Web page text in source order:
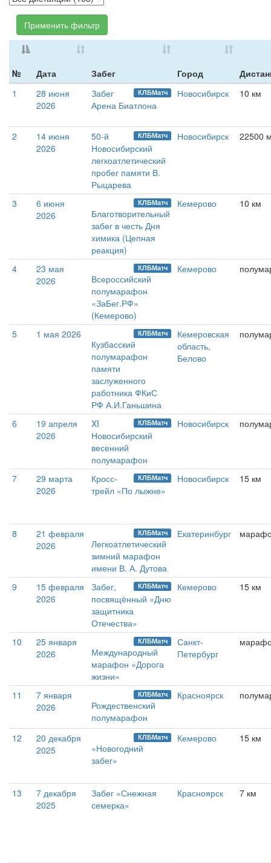
Применить фильтр
№ Дата Забег Город
1
28 июня
2026
КЛБМатч
Забег
Арена Биатлона
Новосибирск 10 км
2
14 июня
2026
КЛБМатч
50-й
Новосибирский
легкоатлетический
пробег памяти В.
Рыцарева
Новосибирск 22500
3
6 июня
2026
КЛБМатч
Благотворительный
забег в честь Дня
химика (Цепная
реакция)
Кемерово 10 км
4
23 мая
2026
КЛБМатч
Всероссийский
полумарафон
«ЗаБег.РФ»
(Кемерово)
Кемерово
5 1 мая 2026 КЛБМатч
Кузбасский
полумарафон
памяти
заслуженного
работника ФКиС
РФ А.И.Ганьшина
Кемеровская
область,
Белово
6
19 апреля
2026
КЛБМатч
XI
Новосибирский
весенний
полумарафон
Новосибирск
7
29 марта
2026
КЛБМатч
Кросс-
трейл «По лыжне»
Новосибирск 15 км
8
21 февраля
2026
КЛБМатч
Легкоатлетический
зимний марафон
имени В. А. Дутова
Екатеринбург
9
15 февраля
2026
КЛБМатч
Забег,
посвящённый «Дню
защитника
Отечества»
Кемерово 15 км
10
25 января
2026
КЛБМатч
Международный
марафон «Дорога
жизни»
Санкт-
Петербург
11
7 января
2026
КЛБМатч
Рождественский
полумарафон
Красноярск
12
20 декабря
2025
КЛБМатч
«Новогодний
забег»
Кемерово 15 км
13
7 декабря
2025
Забег «Снежная
семерка»
Красноярск 7 км